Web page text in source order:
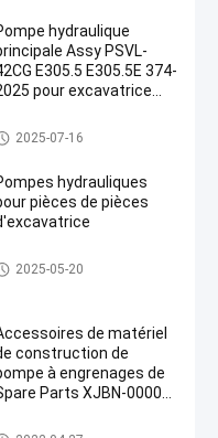
hydraulique
Assy PSVL-
E305.5 E305.5E 374-
pour excavatrice
hydraulique d'excavatri
2025-07-16
hydrauliques
pièces de pièces
hydraulique d'excavatri
2025-05-20
de matériel
construction de
à engrenages de
Parts XJBN-00002
de R290LC-
Pompe hydraulique